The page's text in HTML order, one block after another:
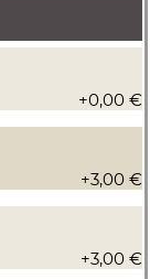
+0,00 €
+3,00 €
+3,00 €